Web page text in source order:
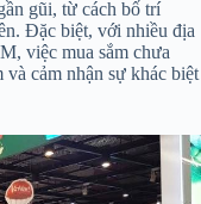
gũi, từ cách bố trí
Đặc biệt, với nhiều địa
việc mua sắm chưa
cảm nhận sự khác biệt